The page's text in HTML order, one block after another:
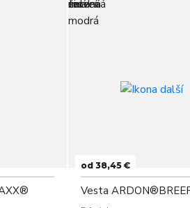
od 38,45 €
Vesta